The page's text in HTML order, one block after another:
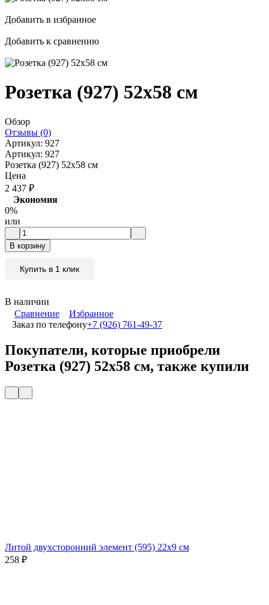
Добавить в избранное
Добавить к сравнению
Розетка (927) 52x58 см
Обзор
Отзывы (0)
Артикул: 927
Артикул: 927
Розетка (927) 52x58 см
Цена
2 437 ₽
Экономия
0%
или
В корзину
Купить в 1 клик
В наличии
Сравнение
Избранное
Заказ по телефону+7 (926) 761-49-37
Покупатели, которые приобрели
Розетка (927) 52x58 см, также купили
Литой двухсторонний элемент (595) 22x9 см
258 ₽